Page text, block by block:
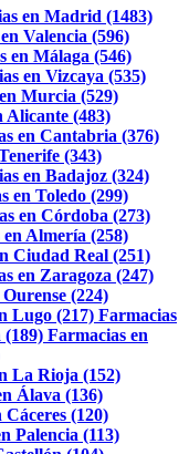
en Madrid (1483)
Valencia (596)
en Málaga (546)
en Vizcaya (535)
Murcia (529)
Alicante (483)
en Cantabria (376)
(343)
en Badajoz (324)
en Toledo (299)
en Córdoba (273)
Almería (258)
Ciudad Real (251)
en Zaragoza (247)
(224)
Lugo (217) Farmacias
(189) Farmacias en
La Rioja (152)
Álava (136)
(120)
Palencia (113)